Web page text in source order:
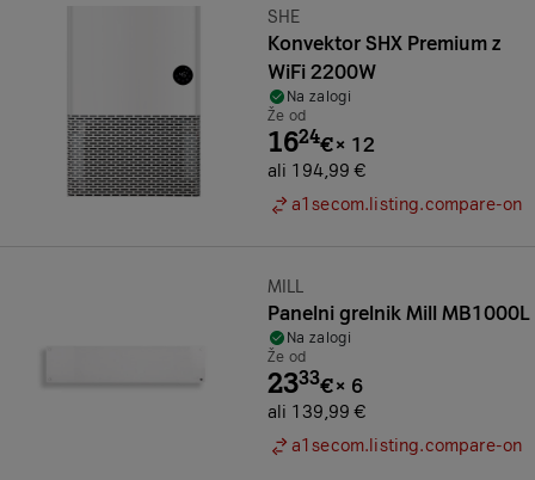
Znamka:
SHE
Konvektor SHX Premium z
WiFi 2200W
Na zalogi
Že od
1624€× 12
ali 194,99 €
a1secom.listing.compare-on
Znamka:
MILL
Panelni grelnik Mill MB1000L
Na zalogi
Že od
2333€× 6
ali 139,99 €
a1secom.listing.compare-on